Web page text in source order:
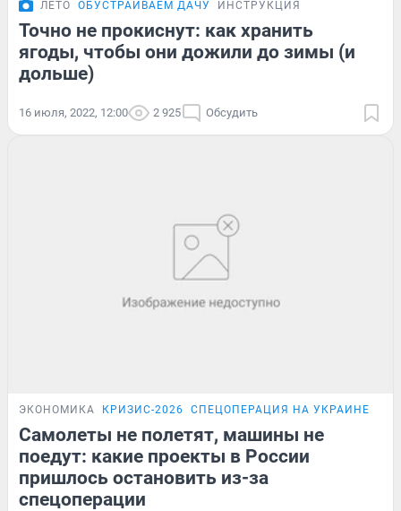
ЛЕТО ОБУСТРАИВАЕМ ДАЧУ ИНСТРУКЦИЯ
Точно не прокиснут: как хранить
ягоды, чтобы они дожили до зимы (и
дольше)
16 июля, 2022, 12:00 2 925 Обсудить
ЭКОНОМИКА КРИЗИС-2026 СПЕЦОПЕРАЦИЯ НА УКРАИНЕ
Самолеты не полетят, машины не
поедут: какие проекты в России
пришлось остановить из-за
спецоперации